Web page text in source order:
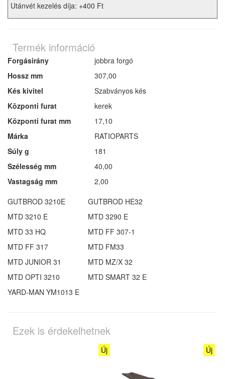
Utánvét kezelés díja: +400 Ft
Termék információ
Forgásirány
jobbra forgó
Hossz mm
307,00
Kés kivitel
Szabványos kés
Központi furat
kerek
Központi furat mm
17,10
Márka
RATIOPARTS
Súly g
181
Szélesség mm
40,00
Vastagság mm
2,00
GUTBROD 3210E
GUTBROD HE32
MTD 3210 E
MTD 3290 E
MTD 33 HQ
MTD FF 307-1
MTD FF 317
MTD FM33
MTD JUNIOR 31
MTD MZ/X 32
MTD OPTI 3210
MTD SMART 32 E
YARD-MAN YM1013 E
Ezek is érdekelhetnek
Új Új